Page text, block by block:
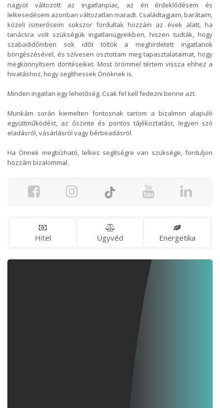
nagyot változott az ingatlanpiac, az én érdeklődésem és
lelkesedésem azonban változatlan maradt. Családtagjaim, barátaim,
közeli ismerőseim sokszor fordultak hozzám az évek alatt, ha
tanácsra volt szükségük ingatlanügyeikben, hiszen tudták, hogy
szabadidőmben sok időt töltök a meghirdetett ingatlanok
böngészésével, és szívesen osztottam meg tapasztalataimat, hogy
megkönnyítsem döntéseiket. Most örömmel tértem vissza ehhez a
hivatáshoz, hogy segíthessek Önöknek is.
Minden ingatlan egy lehetőség. Csak fel kell fedezni benne azt.
Munkám során kiemelten fontosnak tartom a bizalmon alapuló
együttműködést, az őszinte és pontos tájékoztatást, legyen szó
eladásról, vásárlásról vagy bérbeadásról.
Ha Önnek megbízható, lelkes segítségre van szüksége, forduljon
hozzám bizalommal.
Hitel Ügyvéd Energetika